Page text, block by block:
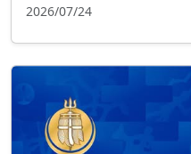
2026/07/24